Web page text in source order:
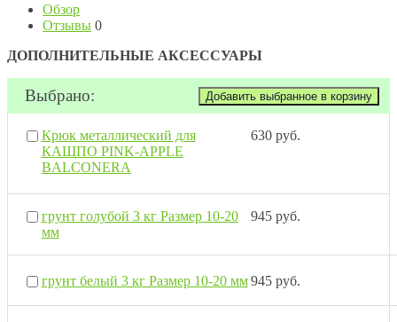
Обзор
Отзывы 0
ДОПОЛНИТЕЛЬНЫЕ АКСЕССУАРЫ
Выбрано:
Крюк металлический для
КАШПО PINK-APPLE
BALCONERA
630 руб.
грунт голубой 3 кг Размер 10-20
мм
945 руб.
грунт белый 3 кг Размер 10-20 мм 945 руб.